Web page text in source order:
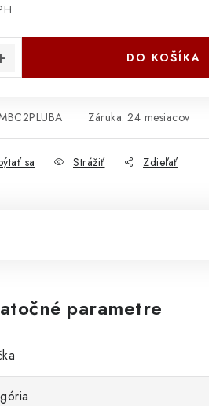
DO KOŠÍKA
Záruka: 24 mesiacov
sa Strážiť Zdieľať
parametre